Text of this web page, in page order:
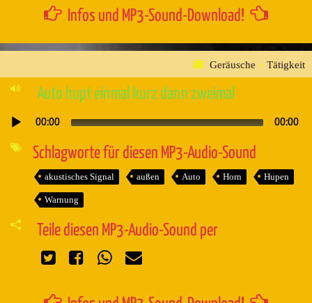
Infos und MP3-Sound-Download!
Geräusche » Tätigkeit
Auto hupt einmal kurz dann zweimal
Audio-
00:00 00:00
Schlagworte für diesen MP3-Audio-Sound
akustisches Signal außen Auto Horn Hupen
Warnung
Teile diesen MP3-Audio-Sound per